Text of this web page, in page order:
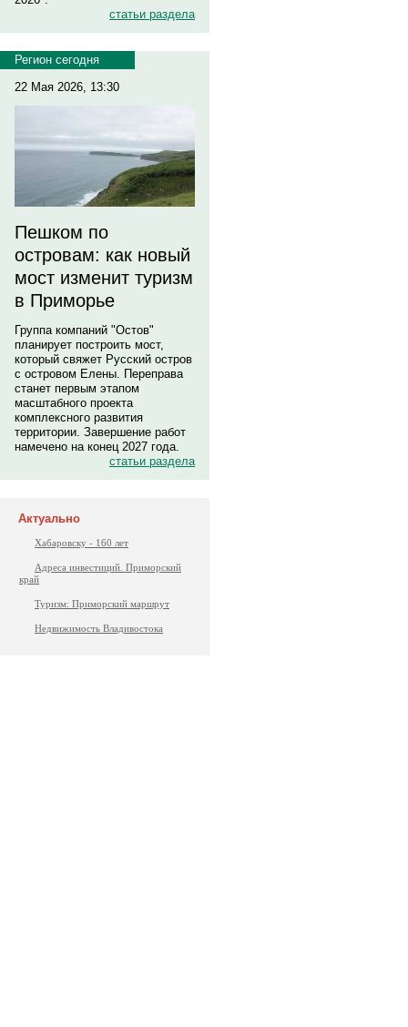
статьи раздела
Регион сегодня
22 Мая 2026, 13:30
Пешком по
островам: как новый
мост изменит туризм
в Приморье
Группа компаний "Остов"
планирует построить мост,
который свяжет Русский остров
с островом Елены. Переправа
станет первым этапом
масштабного проекта
комплексного развития
территории. Завершение работ
намечено на конец 2027 года.
статьи раздела
Актуально
Хабаровску - 160 лет
Адреса инвестиций. Приморский
край
Туризм: Приморский маршрут
Недвижимость Владивостока